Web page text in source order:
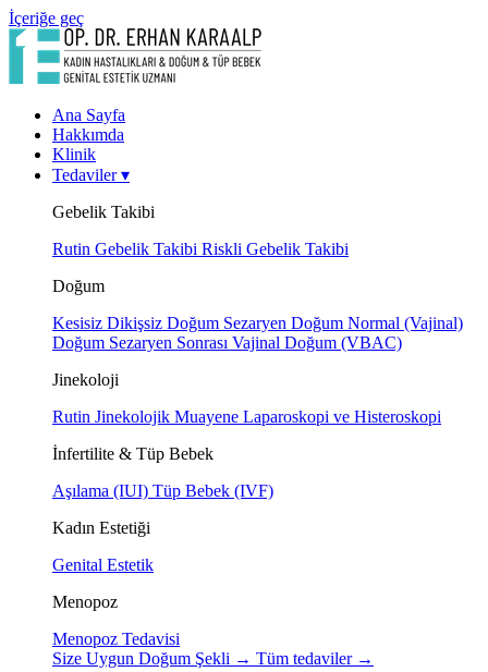
İçeriğe geç
Ana Sayfa
Hakkımda
Klinik
Tedaviler▾
Gebelik Takibi
Rutin Gebelik Takibi Riskli Gebelik Takibi
Doğum
Kesisiz Dikişsiz Doğum Sezaryen Doğum Normal (Vajinal)
Doğum Sezaryen Sonrası Vajinal Doğum (VBAC)
Jinekoloji
Rutin Jinekolojik Muayene Laparoskopi ve Histeroskopi
İnfertilite & Tüp Bebek
Aşılama (IUI) Tüp Bebek (IVF)
Kadın Estetiği
Genital Estetik
Menopoz
Menopoz Tedavisi
Size Uygun Doğum Şekli → Tüm tedaviler →